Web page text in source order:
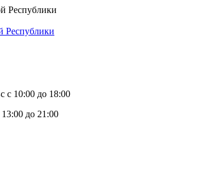
Республики
с 10:00 до 18:00
13:00 до 21:00